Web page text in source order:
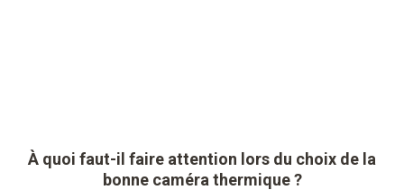
À quoi faut-il faire attention lors du choix de la
bonne caméra thermique ?